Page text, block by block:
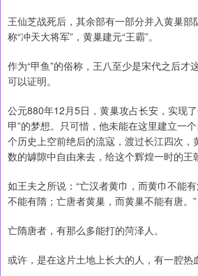
王仙芝战死后，其余部有一部分并入黄巢
称“冲天大将军”，黄巢建元“王霸”。
作为“甲鱼”的俗称，王八至少是宋代之后才
可以证明。
公元880年12月5日，黄巢攻占长安，实现
甲”的梦想。只可惜，他未能在这里建立一
个历史上空前绝后的流寇，渡过长江四次，
数的罅隙中自由来去，给这个辉煌一时的王
如王夫之所说：“亡汉者黄巾，而黄巾不能
不能有隋；亡唐者黄巢，而黄巢不能有唐。”
亡隋唐者，有那么多能打的菏泽人。
或许，是在这片土地上长大的人，有一腔热